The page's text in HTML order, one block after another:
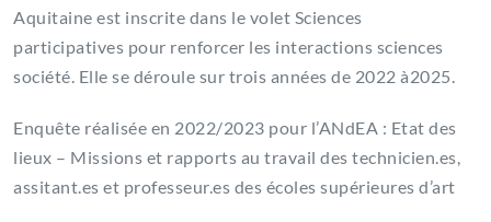
Aquitaine est inscrite dans le volet Sciences
participatives pour renforcer les interactions sciences
société. Elle se déroule sur trois années de 2022 à2025.
Enquête réalisée en 2022/2023 pour l’ANdEA : Etat des
lieux – Missions et rapports au travail des technicien.es,
assitant.es et professeur.es des écoles supérieures d’art